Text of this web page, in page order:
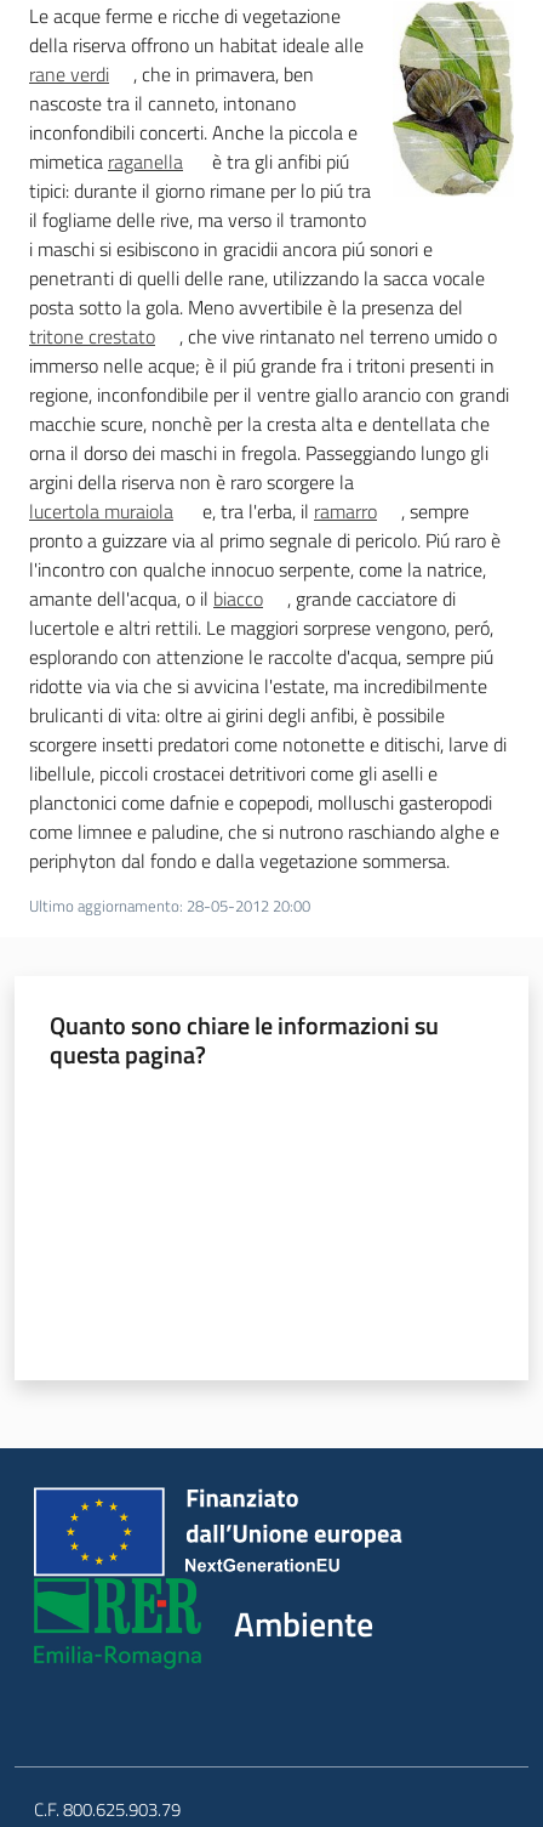
Leggi Atti Bandi
Piani Programmi
Progetti
Le acque ferme e ricche di vegetazione
della riserva offrono un habitat ideale alle
rane verdi
, che in primavera, ben
nascoste tra il canneto, intonano
inconfondibili concerti. Anche la piccola e
mimetica raganella
è tra gli anfibi piú
tipici: durante il giorno rimane per lo piú tra
il fogliame delle rive, ma verso il tramonto
i maschi si esibiscono in gracidii ancora piú sonori e
penetranti di quelli delle rane, utilizzando la sacca vocale
posta sotto la gola. Meno avvertibile è la presenza del
tritone crestato
, che vive rintanato nel terreno umido o
immerso nelle acque; è il piú grande fra i tritoni presenti in
regione, inconfondibile per il ventre giallo arancio con grandi
macchie scure, nonchè per la cresta alta e dentellata che
orna il dorso dei maschi in fregola. Passeggiando lungo gli
argini della riserva non è raro scorgere la
lucertola muraiola
e, tra l'erba, il ramarro
, sempre
pronto a guizzare via al primo segnale di pericolo. Piú raro è
l'incontro con qualche innocuo serpente, come la natrice,
amante dell'acqua, o il biacco
, grande cacciatore di
lucertole e altri rettili. Le maggiori sorprese vengono, peró,
esplorando con attenzione le raccolte d'acqua, sempre piú
ridotte via via che si avvicina l'estate, ma incredibilmente
brulicanti di vita: oltre ai girini degli anfibi, è possibile
scorgere insetti predatori come notonette e ditischi, larve di
libellule, piccoli crostacei detritivori come gli aselli e
planctonici come dafnie e copepodi, molluschi gasteropodi
come limnee e paludine, che si nutrono raschiando alghe e
periphyton dal fondo e dalla vegetazione sommersa.
Ultimo aggiornamento: 28-05-2012 20:00
Quanto sono chiare le informazioni su
questa pagina?
Ambiente
C.F. 800.625.903.79